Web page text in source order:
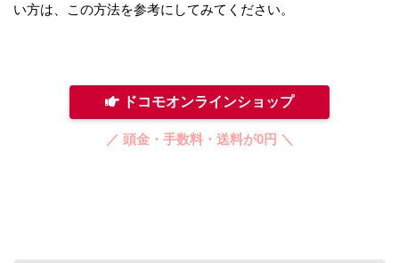
い方は、この方法を参考にしてみてください。
ドコモオンラインショップ
／ 頭金・手数料・送料が0円 ＼